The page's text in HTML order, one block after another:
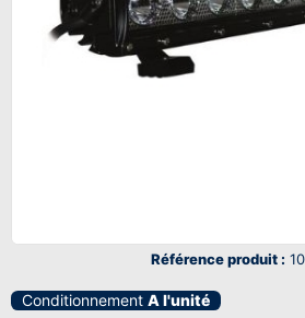
Référence produit :
Conditionnement A l'unité